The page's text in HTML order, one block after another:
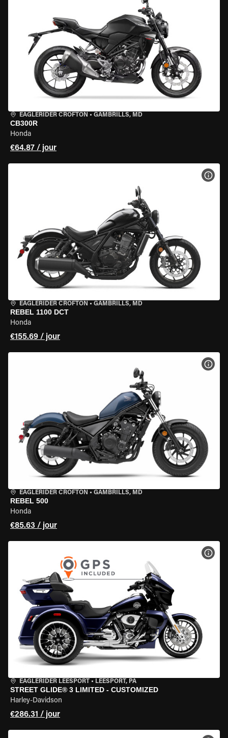
EAGLERIDER CROFTON • GAMBRILLS, MD
CB300R
Honda
€64.87 / jour
EAGLERIDER CROFTON • GAMBRILLS, MD
REBEL 1100 DCT
Honda
€155.69 / jour
EAGLERIDER CROFTON • GAMBRILLS, MD
REBEL 500
Honda
€85.63 / jour
EAGLERIDER LEESPORT • LEESPORT, PA
STREET GLIDE® 3 LIMITED - CUSTOMIZED
Harley-Davidson
€286.31 / jour